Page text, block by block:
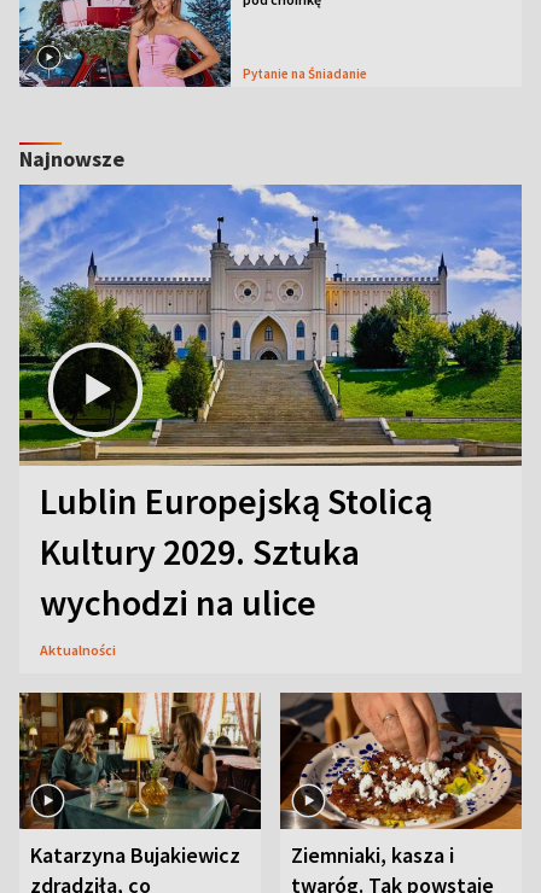
Pytanie na Śniadanie
Najnowsze
Lublin Europejską Stolicą
Kultury 2029. Sztuka
wychodzi na ulice
Aktualności
Katarzyna Bujakiewicz
zdradziła, co
Ziemniaki, kasza i
twaróg. Tak powstaje